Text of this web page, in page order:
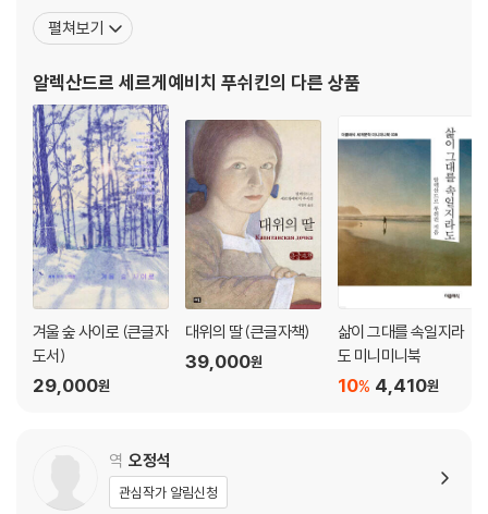
나먼 조국의 바닷가를 향해 / 나 여기 있소, 이네질리아 / 시인에게 / 메아
금이오, 친구여, 지금이라오! 마음이 평온을 찾을 때가 / 먹구름 / 내 마음
이 있었다고 생각했소 / 그 시절 우리에게 젊음의 축제가 있었으니
작품 해설 | 사랑과 자유의 시인, 러시아 사실주의 문학을 열다
작가 연보
에 서구적 서사시를 결합시킨 장편 서사시 ?루슬란과 류드밀라?를
발표하여 문단의 찬사를 받았다. 당시 반정부, 반전체주의에 경도된
아다예프에게?, ?시골? 등 이른바 ‘정치시’들을 창작한 것이
펼쳐보기
알렉산드르 세르게예비치 푸쉬킨의 다른 상품
겨울 숲 사이로 (큰글자
도서)
29,000원
대위의 딸 (큰글자책)
39,000원
삶이 그대를 속일지라
도 미니미니북
4,410원
10%
역 오정석
관심작가 알림신청